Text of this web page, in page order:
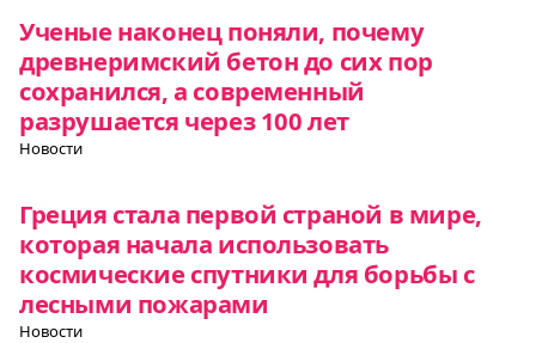
Ученые наконец поняли, почему
древнеримский бетон до сих пор
сохранился, а современный
разрушается через 100 лет
Новости
Греция стала первой страной в мире,
которая начала использовать
космические спутники для борьбы с
лесными пожарами
Новости